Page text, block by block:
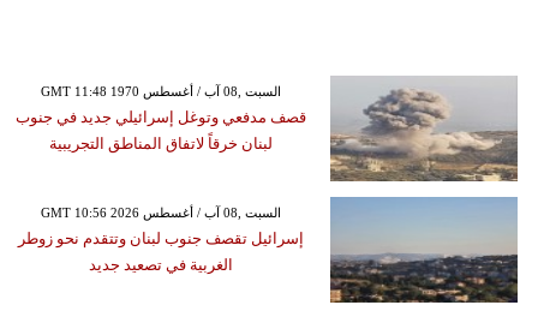
GMT 11:48 1970 السبت ,08 آب / أغسطس
قصف مدفعي وتوغل إسرائيلي جديد في جنوب
لبنان خرقاً لاتفاق المناطق التجريبية
GMT 10:56 2026 السبت ,08 آب / أغسطس
إسرائيل تقصف جنوب لبنان وتتقدم نحو زوطر
الغربية في تصعيد جديد